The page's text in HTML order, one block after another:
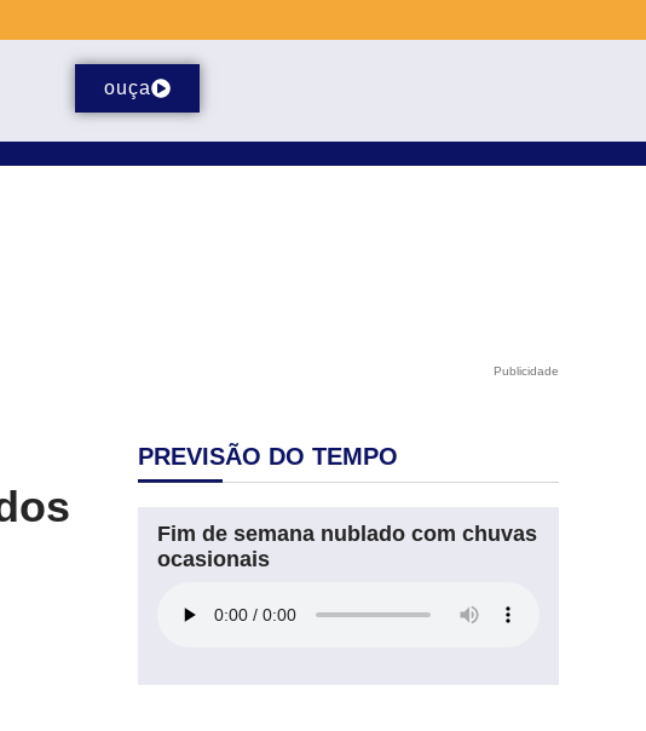
ouça
Publicidade
PREVISÃO DO TEMPO
Fim de semana nublado com chuvas
ocasionais